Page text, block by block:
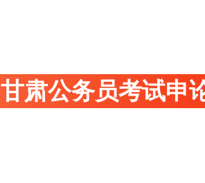
甘肃公务员考试申